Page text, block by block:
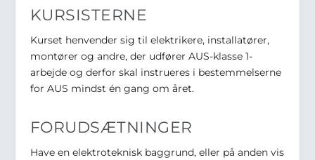
KURSISTERNE
Kurset henvender sig til elektrikere, installatører,
montører og andre, der udfører AUS-klasse 1-
arbejde og derfor skal instrueres i bestemmelserne
for AUS mindst én gang om året.
FORUDSÆTNINGER
Have en elektroteknisk baggrund, eller på anden vis